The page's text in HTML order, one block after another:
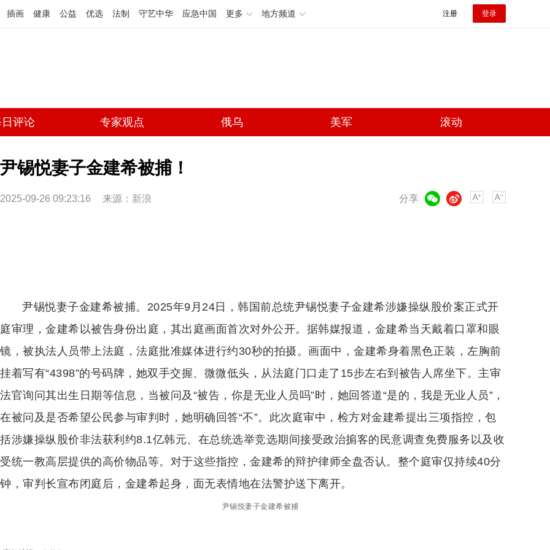
插画 健康 公益 优选 法制 守艺中华 应急中国 更多 地方频道 注册 登录
评论 专家观点 俄乌 美军 滚动
尹锡悦妻子金建希被捕！
2025-09-26 09:23:16 来源： 新浪 分享
微博
尹锡悦妻子金建希被捕。2025年9月24日，韩国前总统尹锡悦妻子金建希涉嫌操纵股价案正式开
庭审理，金建希以被告身份出庭，其出庭画面首次对外公开。据韩媒报道，金建希当天戴着口罩和眼
镜，被执法人员带上法庭，法庭批准媒体进行约30秒的拍摄。画面中，金建希身着黑色正装，左胸前
挂着写有“4398”的号码牌，她双手交握、微微低头，从法庭门口走了15步左右到被告人席坐下。主审
法官询问其出生日期等信息，当被问及“被告，你是无业人员吗”时，她回答道“是的，我是无业人员”，
在被问及是否希望公民参与审判时，她明确回答“不”。此次庭审中，检方对金建希提出三项指控，包
括涉嫌操纵股价非法获利约8.1亿韩元、在总统选举竞选期间接受政治掮客的民意调查免费服务以及收
受统一教高层提供的高价物品等。对于这些指控，金建希的辩护律师全盘否认。整个庭审仅持续40分
钟，审判长宣布闭庭后，金建希起身，面无表情地在法警护送下离开。
尹锡悦妻子金建希被捕